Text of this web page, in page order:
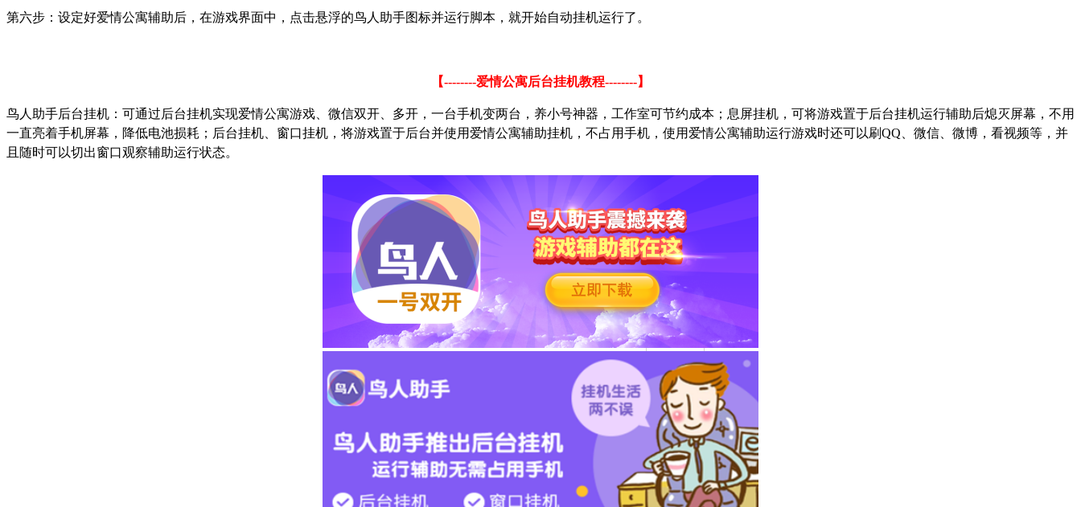
第六步：设定好爱情公寓辅助后，在游戏界面中，点击悬浮的鸟人助手图标并运行脚本，就开始自动挂机运行了。
【--------爱情公寓后台挂机教程--------】
鸟人助手后台挂机：可通过后台挂机实现爱情公寓游戏、微信双开、多开，一台手机变两台，养小号神器，工作室可节约成本；息屏挂机，可将游戏置于后台挂机运行辅助后熄灭屏幕，不用
一直亮着手机屏幕，降低电池损耗；后台挂机、窗口挂机，将游戏置于后台并使用爱情公寓辅助挂机，不占用手机，使用爱情公寓辅助运行游戏时还可以刷QQ、微信、微博，看视频等，并
且随时可以切出窗口观察辅助运行状态。